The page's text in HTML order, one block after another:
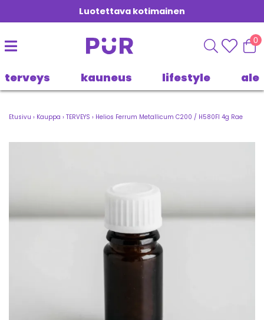
Luotettava kotimainen
0
terveys kauneus lifestyle ale
Etusivu › Kauppa › TERVEYS › Helios Ferrum Metallicum C200 / H580FI 4g Rae